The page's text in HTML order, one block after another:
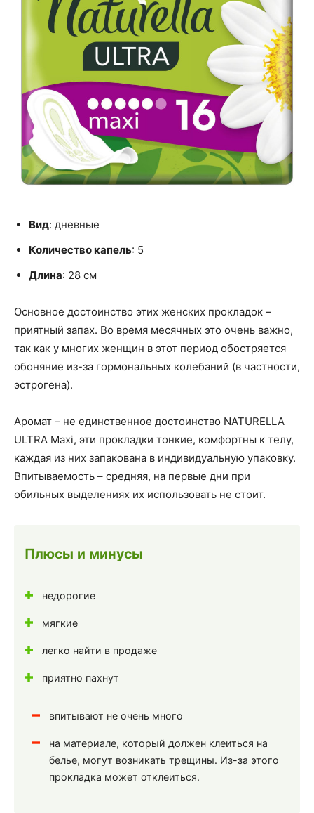
Вид: дневные
Количество капель: 5
Длина: 28 см
Основное достоинство этих женских прокладок –
приятный запах. Во время месячных это очень важно,
так как у многих женщин в этот период обостряется
обоняние из-за гормональных колебаний (в частности,
эстрогена).
Аромат – не единственное достоинство NATURELLA
ULTRA Maxi, эти прокладки тонкие, комфортны к телу,
каждая из них запакована в индивидуальную упаковку.
Впитываемость – средняя, на первые дни при
обильных выделениях их использовать не стоит.
Плюсы и минусы
недорогие
мягкие
легко найти в продаже
приятно пахнут
впитывают не очень много
на материале, который должен клеиться на
белье, могут возникать трещины. Из-за этого
прокладка может отклеиться.